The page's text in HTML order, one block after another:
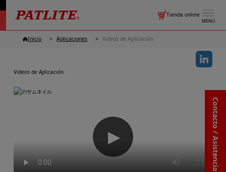
MENÚ
Tienda online
Contacto / Asistencia
Inicio Aplicaciones Videos de Aplicación
Videos de Aplicación
▶